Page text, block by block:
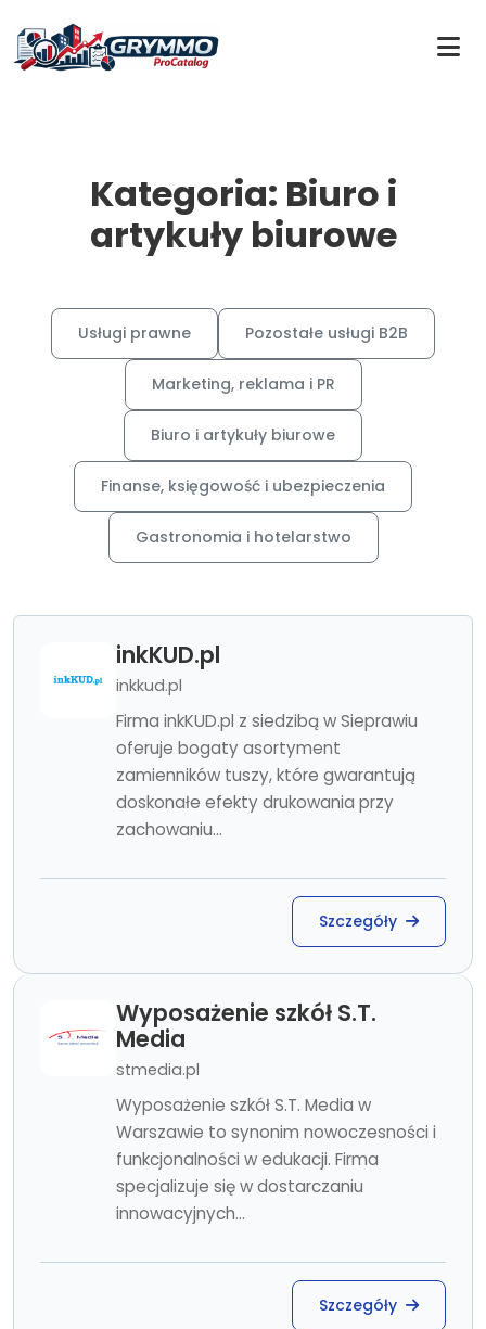
Kategoria: Biuro i
artykuły biurowe
Usługi prawne Pozostałe usługi B2B
Marketing, reklama i PR
Biuro i artykuły biurowe
Finanse, księgowość i ubezpieczenia
Gastronomia i hotelarstwo
inkKUD.pl
inkkud.pl
Firma inkKUD.pl z siedzibą w Sieprawiu
oferuje bogaty asortyment
zamienników tuszy, które gwarantują
doskonałe efekty drukowania przy
zachowaniu...
Szczegóły
Wyposażenie szkół S.T.
Media
stmedia.pl
Wyposażenie szkół S.T. Media w
Warszawie to synonim nowoczesności i
funkcjonalności w edukacji. Firma
specjalizuje się w dostarczaniu
innowacyjnych...
Szczegóły